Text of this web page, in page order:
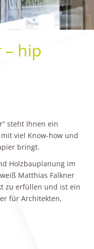
– hip
steht Ihnen ein
viel Know-how und
bringt.
Holzbauplanung im
Matthias Falkner
zu erfüllen und ist ein
für Architekten,